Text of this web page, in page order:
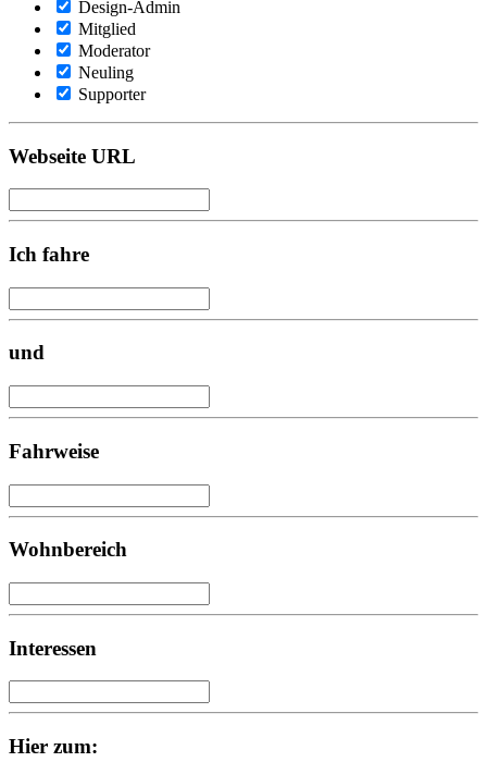
Design-Admin
Mitglied
Moderator
Neuling
Supporter
Webseite URL
Ich fahre
und
Fahrweise
Wohnbereich
Interessen
Hier zum: